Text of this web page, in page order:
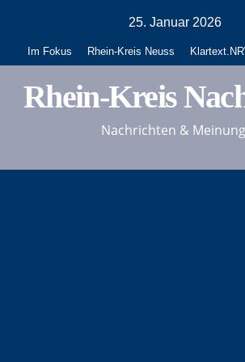
springen
25. Januar 2026
Im Fokus Rhein-Kreis Neuss
Rhein-Kreis
Nachrichten &